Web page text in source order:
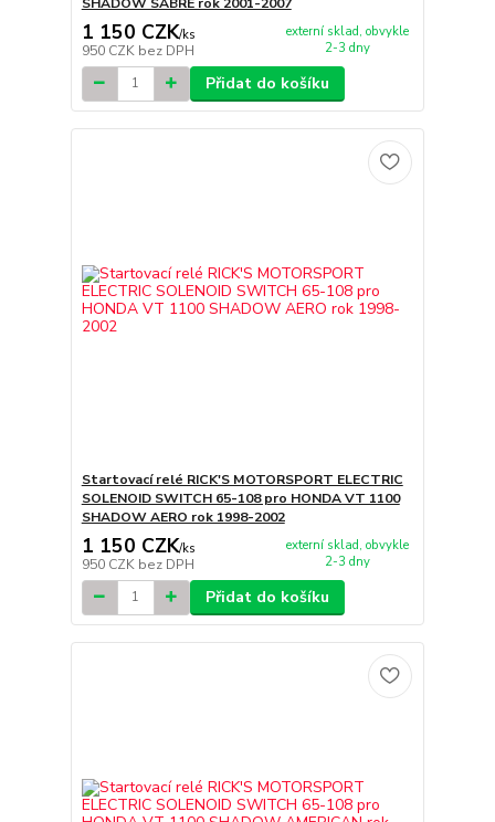
1 150 CZK/ks
950 CZK bez DPH
externí sklad, obvykle
2-3 dny
Přidat do košíku
Startovací relé RICK'S MOTORSPORT ELECTRIC
SOLENOID SWITCH 65-108 pro HONDA VT 1100
SHADOW AERO rok 1998-2002
1 150 CZK/ks
950 CZK bez DPH
externí sklad, obvykle
2-3 dny
Přidat do košíku